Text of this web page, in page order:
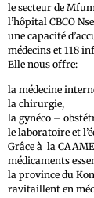
le secteur de
l’hôpital CBCO
une capacité
médecins et 118
Elle nous offre:
la médecine
la chirurgie,
la gynéco –
le laboratoire et
Grâce à la
médicaments
la province du
ravitaillent en